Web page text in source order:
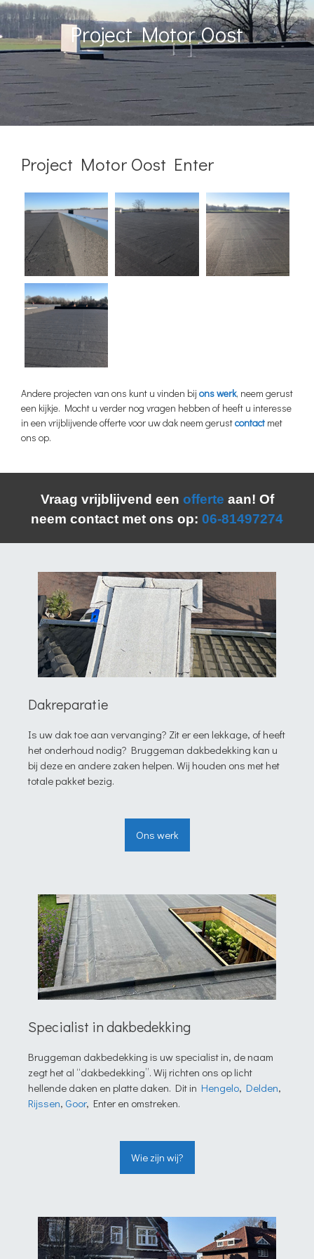
Project Motor Oost
Project Motor Oost Enter
Andere projecten van ons kunt u vinden bij ons werk, neem gerust
een kijkje. Mocht u verder nog vragen hebben of heeft u interesse
in een vrijblijvende offerte voor uw dak neem gerustcontact met
ons op.
Vraag vrijblijvend een offerte aan! Of
neem contact met ons op: 06-81497274
Dakreparatie
Is uw dak toe aan vervanging? Zit er een lekkage, of heeft
het onderhoud nodig? Bruggeman dakbedekking kan u
bij deze en andere zaken helpen. Wij houden ons met het
totale pakket bezig.
Ons werk
Specialist in dakbedekking
Bruggeman dakbedekking is uw specialist in, de naam
zegt het al “dakbedekking”. Wij richten ons op licht
hellende daken en platte daken. Dit in Hengelo, Delden,
Rijssen, Goor, Enter en omstreken.
Wie zijn wij?